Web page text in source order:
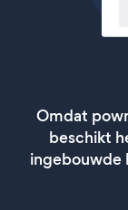
Omdat
beschikt
ingebouwde